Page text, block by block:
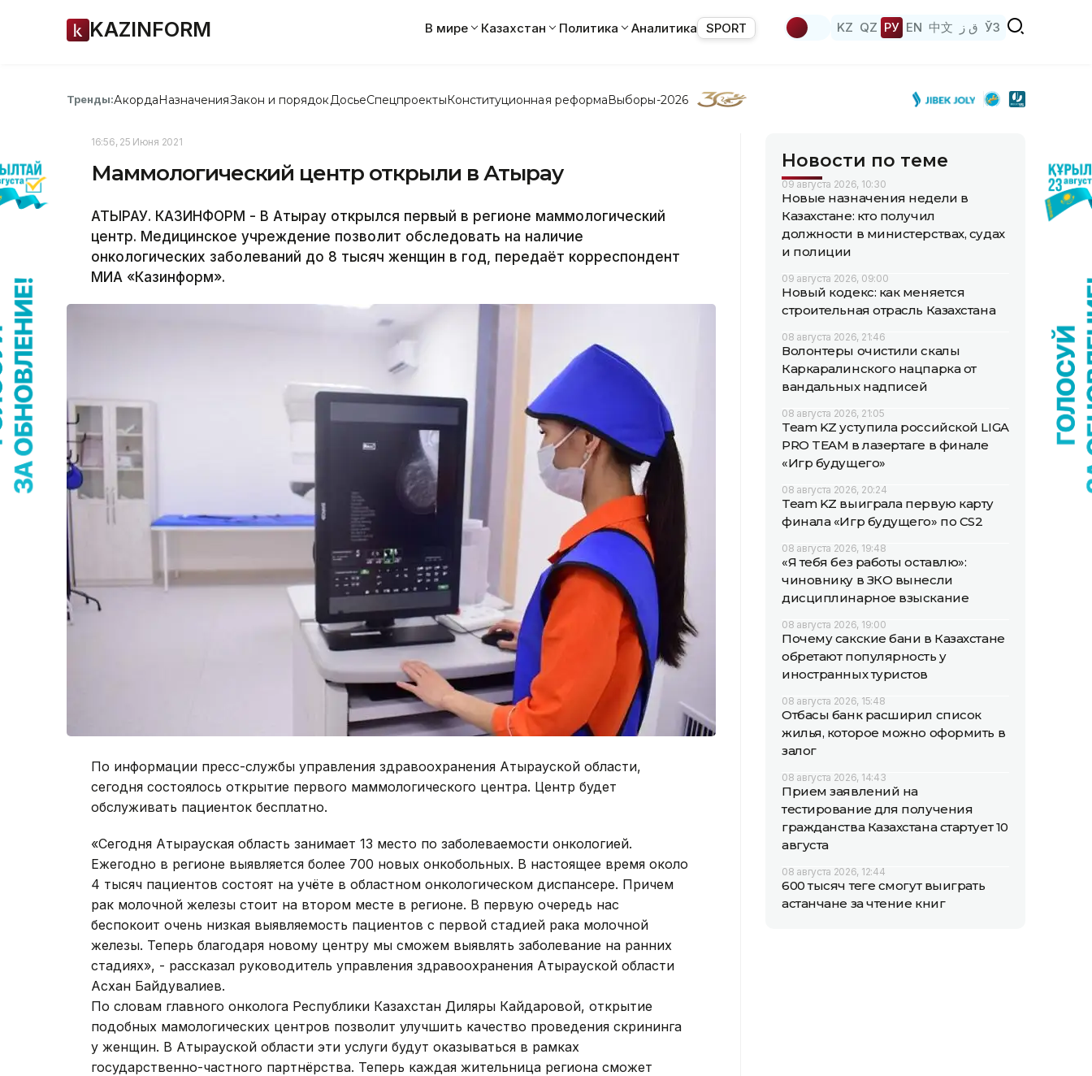
KAZINFORM В мире Казахстан Политика Аналитика SPORT KZ QZ РУ EN 中文 ق ز ЎЗ
Тренды:АкордаНазначенияЗакон и порядок ДосьеСпецпроектыКонституционная реформаВыборы-2026
16:56, 25 Июня 2021
Маммологический центр открыли в Атырау
АТЫРАУ. КАЗИНФОРМ - В Атырау открылся первый в регионе маммологический
центр. Медицинское учреждение позволит обследовать на наличие
онкологических заболеваний до 8 тысяч женщин в год, передаёт корреспондент
МИА «Казинформ».
По информации пресс-службы управления здравоохранения Атырауской области,
сегодня состоялось открытие первого маммологического центра. Центр будет
обслуживать пациенток бесплатно.
«Сегодня Атырауская область занимает 13 место по заболеваемости онкологией.
Ежегодно в регионе выявляется более 700 новых онкобольных. В настоящее время около
4 тысяч пациентов состоят на учёте в областном онкологическом диспансере. Причем
рак молочной железы стоит на втором месте в регионе. В первую очередь нас
беспокоит очень низкая выявляемость пациентов с первой стадией рака молочной
железы. Теперь благодаря новому центру мы сможем выявлять заболевание на ранних
стадиях», - рассказал руководитель управления здравоохранения Атырауской области
Асхан Байдувалиев.
По словам главного онколога Республики Казахстан Диляры Кайдаровой, открытие
подобных мамологических центров позволит улучшить качество проведения скрининга
у женщин. В Атырауской области эти услуги будут оказываться в рамках
государственно-частного партнёрства. Теперь каждая жительница региона сможет
Новости по теме
09 августа 2026, 10:30
Новые назначения недели в
Казахстане: кто получил
должности в министерствах, судах
и полиции
09 августа 2026, 09:00
Новый кодекс: как меняется
строительная отрасль Казахстана
08 августа 2026, 21:46
Волонтеры очистили скалы
Каркаралинского нацпарка от
вандальных надписей
08 августа 2026, 21:05
Team KZ уступила российской LIGA
PRO TEAM в лазертаге в финале
«Игр будущего»
08 августа 2026, 20:24
Team KZ выиграла первую карту
финала «Игр будущего» по CS2
08 августа 2026, 19:48
«Я тебя без работы оставлю»:
чиновнику в ЗКО вынесли
дисциплинарное взыскание
08 августа 2026, 19:00
Почему сакские бани в Казахстане
обретают популярность у
иностранных туристов
08 августа 2026, 15:48
Отбасы банк расширил список
жилья, которое можно оформить в
залог
08 августа 2026, 14:43
Прием заявлений на
тестирование для получения
гражданства Казахстана стартует 10
августа
08 августа 2026, 12:44
600 тысяч теңге смогут выиграть
астанчане за чтение книг